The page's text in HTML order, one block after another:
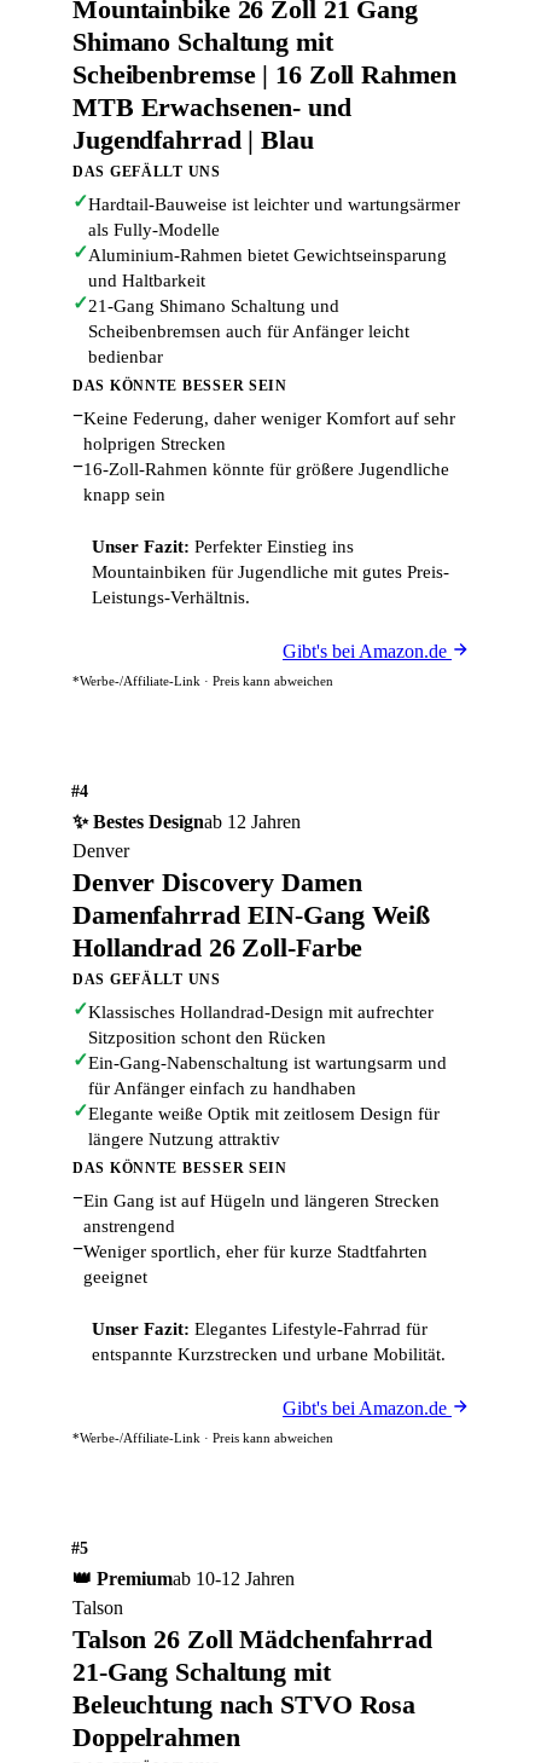
Mountainbike 26 Zoll 21 Gang
Shimano Schaltung mit
Scheibenbremse | 16 Zoll Rahmen
MTB Erwachsenen- und
Jugendfahrrad | Blau
DAS GEFÄLLT UNS
✓Hardtail-Bauweise ist leichter und wartungsärmer
als Fully-Modelle
✓Aluminium-Rahmen bietet Gewichtseinsparung
und Haltbarkeit
✓21-Gang Shimano Schaltung und
Scheibenbremsen auch für Anfänger leicht
bedienbar
DAS KÖNNTE BESSER SEIN
−Keine Federung, daher weniger Komfort auf sehr
holprigen Strecken
−16-Zoll-Rahmen könnte für größere Jugendliche
knapp sein
Unser Fazit: Perfekter Einstieg ins
Mountainbiken für Jugendliche mit gutes Preis-
Leistungs-Verhältnis.
Gibt's bei Amazon.de
*Werbe-/Affiliate-Link · Preis kann abweichen
#4
✨ Bestes Designab 12 Jahren
Denver
Denver Discovery Damen
Damenfahrrad EIN-Gang Weiß
Hollandrad 26 Zoll-Farbe
DAS GEFÄLLT UNS
✓Klassisches Hollandrad-Design mit aufrechter
Sitzposition schont den Rücken
✓Ein-Gang-Nabenschaltung ist wartungsarm und
für Anfänger einfach zu handhaben
✓Elegante weiße Optik mit zeitlosem Design für
längere Nutzung attraktiv
DAS KÖNNTE BESSER SEIN
−Ein Gang ist auf Hügeln und längeren Strecken
anstrengend
−Weniger sportlich, eher für kurze Stadtfahrten
geeignet
Unser Fazit: Elegantes Lifestyle-Fahrrad für
entspannte Kurzstrecken und urbane Mobilität.
Gibt's bei Amazon.de
*Werbe-/Affiliate-Link · Preis kann abweichen
#5
👑 Premiumab 10-12 Jahren
Talson
Talson 26 Zoll Mädchenfahrrad
21-Gang Schaltung mit
Beleuchtung nach STVO Rosa
Doppelrahmen